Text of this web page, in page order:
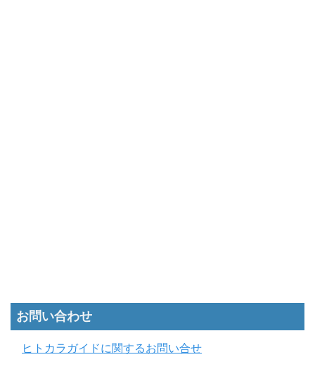
お問い合わせ
ヒトカラガイドに関するお問い合せ